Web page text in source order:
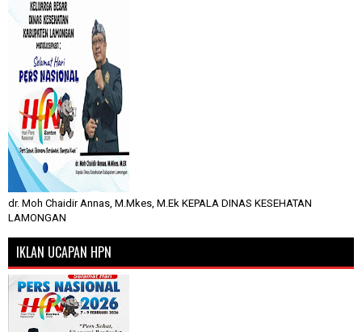
dr. Moh Chaidir Annas, M.Mkes, M.Ek KEPALA DINAS KESEHATAN
LAMONGAN
IKLAN UCAPAN HPN